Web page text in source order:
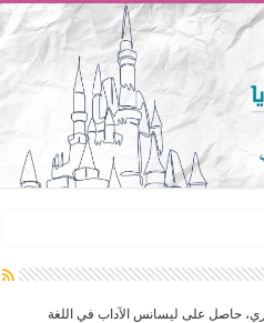
حياة متكاملة
إلى بطل في روايات مريم عبد العزيز؟
حاصل على ليسانس الآداب في اللغة